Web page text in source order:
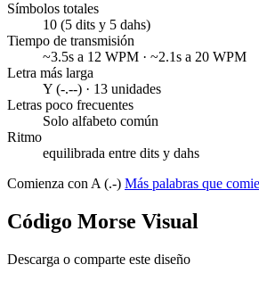
Símbolos totales
10 (5 dits y 5 dahs)
Tiempo de transmisión
~3.5s a 12 WPM · ~2.1s a 20 WPM
Letra más larga
Y (-.--) · 13 unidades
Letras poco frecuentes
Solo alfabeto común
Ritmo
equilibrada entre dits y dahs
Comienza con A (.-) Más palabras que
Código Morse Visual
Descarga o comparte este diseño